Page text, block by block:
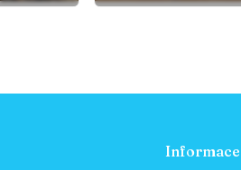
Informace